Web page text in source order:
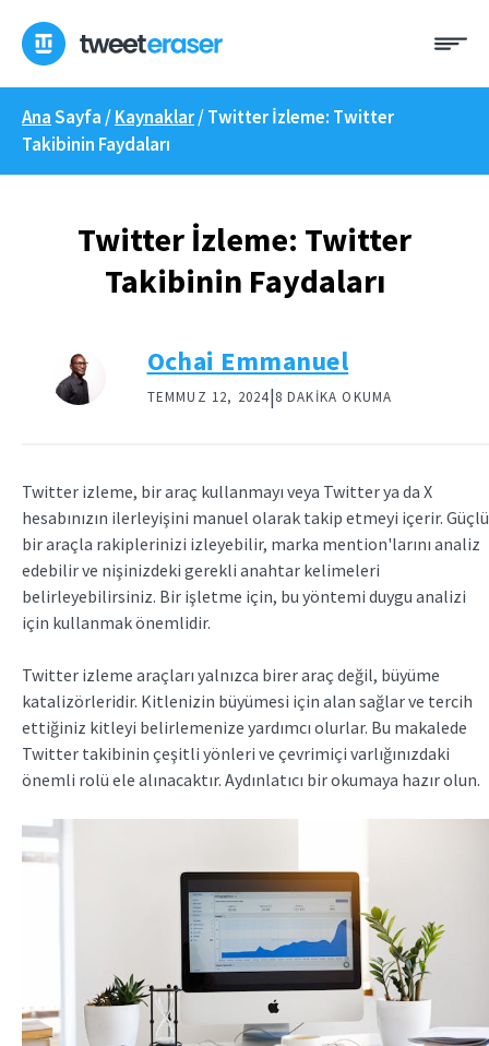
geç
AnaSayfa /Kaynaklar/Twitter İzleme: Twitter
Takibinin Faydaları
Twitter İzleme: Twitter
Takibinin Faydaları
Ochai Emmanuel
TEMMUZ 12, 2024|8 DAKIKA OKUMA
Twitter izleme, bir araç kullanmayı veya Twitter ya da X
hesabınızın ilerleyişini manuel olarak takip etmeyi içerir. Güçlü
bir araçla rakiplerinizi izleyebilir, marka mention'larını analiz
edebilir ve nişinizdeki gerekli anahtar kelimeleri
belirleyebilirsiniz. Bir işletme için, bu yöntemi duygu analizi
için kullanmak önemlidir.
Twitter izleme araçları yalnızca birer araç değil, büyüme
katalizörleridir. Kitlenizin büyümesi için alan sağlar ve tercih
ettiğiniz kitleyi belirlemenize yardımcı olurlar. Bu makalede
Twitter takibinin çeşitli yönleri ve çevrimiçi varlığınızdaki
önemli rolü ele alınacaktır. Aydınlatıcı bir okumaya hazır olun.